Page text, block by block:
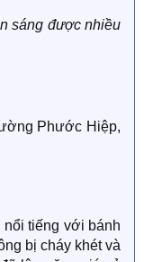
sáng được nhiều
Phước Hiệp,
tiếng với bánh
bị cháy khét và